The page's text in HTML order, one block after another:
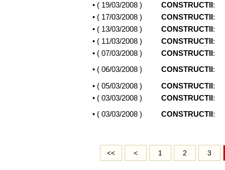
• ( 19/03/2008 ) CONSTRUCTII:
• ( 17/03/2008 ) CONSTRUCTII:
• ( 13/03/2008 ) CONSTRUCTII:
• ( 11/03/2008 ) CONSTRUCTII:
• ( 07/03/2008 ) CONSTRUCTII:
• ( 06/03/2008 ) CONSTRUCTII:
• ( 05/03/2008 ) CONSTRUCTII:
• ( 03/03/2008 ) CONSTRUCTII:
• ( 03/03/2008 ) CONSTRUCTII:
<< < 1 2 3